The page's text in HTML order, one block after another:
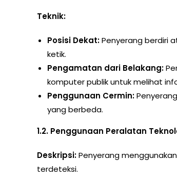
Teknik:
Posisi Dekat:Penyerang berdiri
ketik.
Pengamatan dari Belakang:
komputer publik untuk melihat
Penggunaan Cermin:
yang berbeda.
1.2. Penggunaan Peralatan
Deskripsi:Penyerang
terdeteksi.